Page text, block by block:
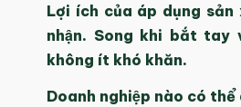
Lợi ích của áp dụng
nhận. Song khi bắt tay
không ít khó khăn.
Doanh nghiệp nào có thể